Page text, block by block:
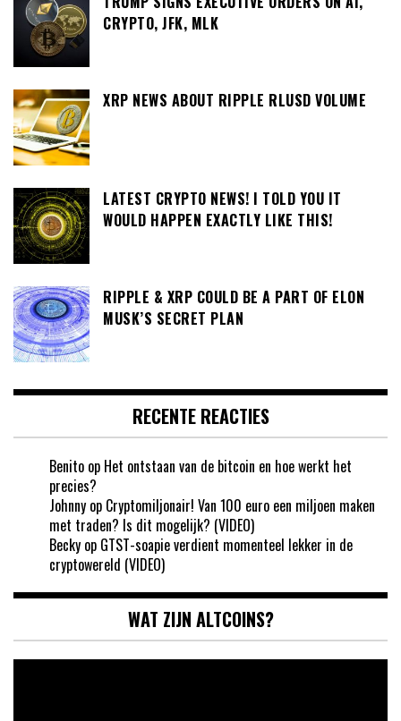
CRYPTO, JFK, MLK
XRP NEWS ABOUT RIPPLE RLUSD VOLUME
LATEST CRYPTO NEWS! I TOLD YOU IT
WOULD HAPPEN EXACTLY LIKE THIS!
RIPPLE & XRP COULD BE A PART OF ELON
MUSK’S SECRET PLAN
RECENTE REACTIES
Benito op Het ontstaan van de bitcoin en hoe werkt het
precies?
Johnny op Cryptomiljonair! Van 100 euro een miljoen maken
met traden? Is dit mogelijk? (VIDEO)
Becky op GTST-soapie verdient momenteel lekker in de
cryptowereld (VIDEO)
WAT ZIJN ALTCOINS?